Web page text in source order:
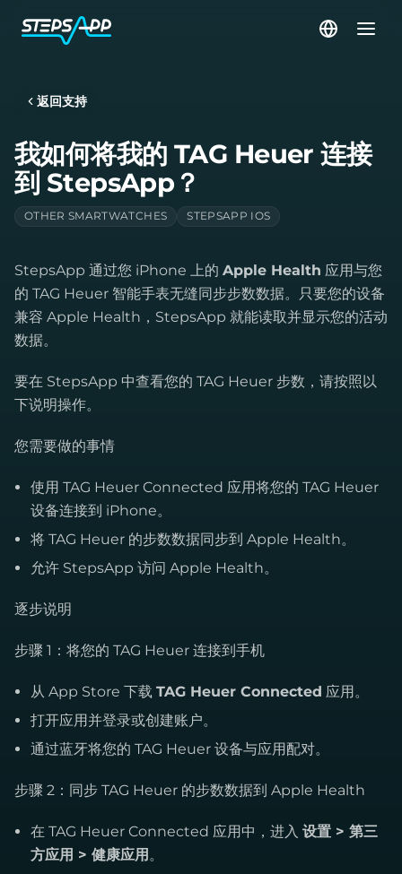
返回支持
我如何将我的 TAG Heuer 连接
到 StepsApp？
OTHER SMARTWATCHES STEPSAPP IOS
StepsApp 通过您 iPhone 上的 Apple Health 应用与您
的 TAG Heuer 智能手表无缝同步步数数据。只要您的设备
兼容 Apple Health，StepsApp 就能读取并显示您的活动
数据。
要在 StepsApp 中查看您的 TAG Heuer 步数，请按照以
下说明操作。
您需要做的事情
使用 TAG Heuer Connected 应用将您的 TAG Heuer
设备连接到 iPhone。
将 TAG Heuer 的步数数据同步到 Apple Health。
允许 StepsApp 访问 Apple Health。
逐步说明
步骤 1：将您的 TAG Heuer 连接到手机
从 App Store 下载 TAG Heuer Connected 应用。
打开应用并登录或创建账户。
通过蓝牙将您的 TAG Heuer 设备与应用配对。
步骤 2：同步 TAG Heuer 的步数数据到 Apple Health
在 TAG Heuer Connected 应用中，进入 设置 > 第三
方应用 > 健康应用 。